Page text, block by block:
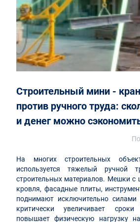
Строительный мини -
против ручного труда:
и денег можно
На многих строительных
используется тяжелый ручной
строительных материалов. Мешки с
кровля, фасадные плиты,
поднимают исключительно силами
критически увеличивает
повышает физическую нагрузку